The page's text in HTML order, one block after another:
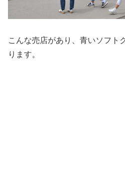
こんな売店があり、青いソフト
ります。